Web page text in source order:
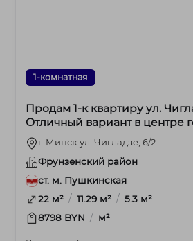
1-комнатная
Продам 1-к квартиру ул.
Отличный вариант в центре
г. Минск ул. Чигладзе, 6/2
Фрунзенский район
ст. м. Пушкинская
22 м² / 11.29 м² / 5.3 м²
8798 BYN / м²